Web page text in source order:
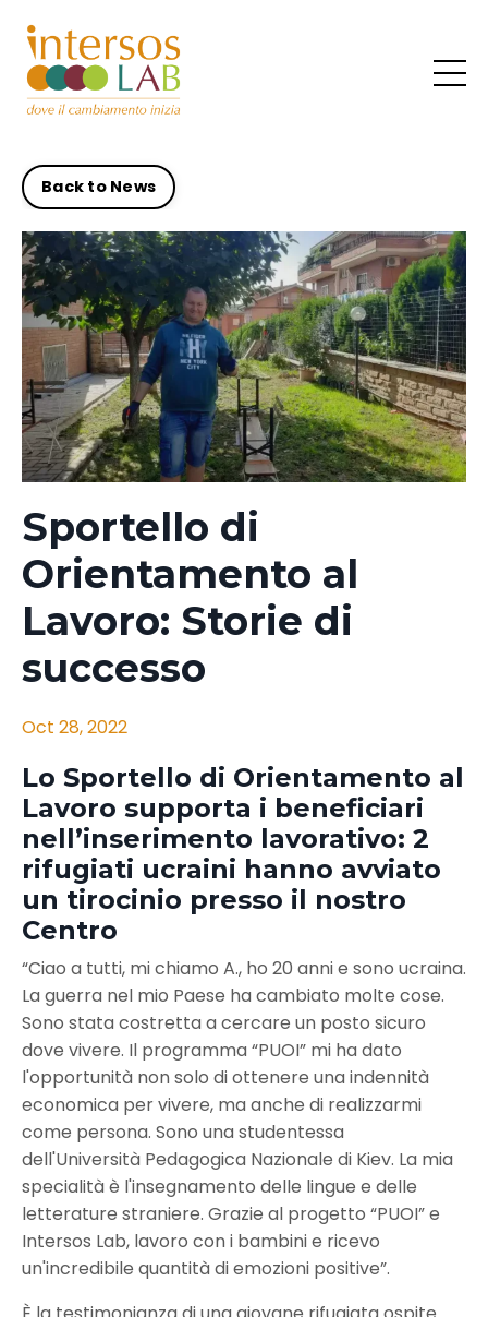
Back to News
Sportello di
Orientamento al
Lavoro: Storie di
successo
Oct 28, 2022
Lo Sportello di Orientamento al
Lavoro supporta i beneficiari
nell’inserimento lavorativo: 2
rifugiati ucraini hanno avviato
un tirocinio presso il nostro
Centro
“Ciao a tutti, mi chiamo A., ho 20 anni e sono ucraina.
La guerra nel mio Paese ha cambiato molte cose.
Sono stata costretta a cercare un posto sicuro
dove vivere. Il programma “PUOI” mi ha dato
l'opportunità non solo di ottenere una indennità
economica per vivere, ma anche di realizzarmi
come persona. Sono una studentessa
dell'Università Pedagogica Nazionale di Kiev. La mia
specialità è l'insegnamento delle lingue e delle
letterature straniere. Grazie al progetto “PUOI” e
Intersos Lab, lavoro con i bambini e ricevo
un'incredibile quantità di emozioni positive”.